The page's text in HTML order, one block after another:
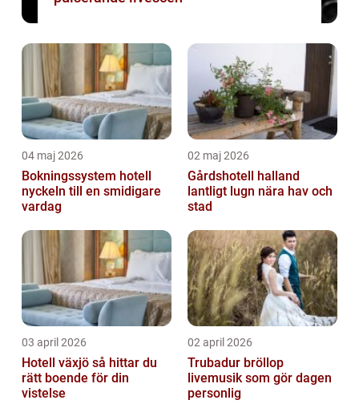
04 maj 2026
Bokningssystem hotell
nyckeln till en smidigare
vardag
02 maj 2026
Gårdshotell halland
lantligt lugn nära hav och
stad
03 april 2026
Hotell växjö så hittar du
rätt boende för din
vistelse
02 april 2026
Trubadur bröllop
livemusik som gör dagen
personlig